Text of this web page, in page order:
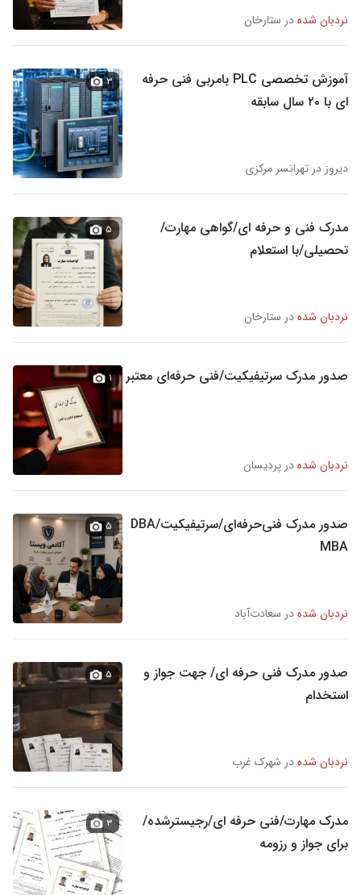
نردبان شدهدر ستارخان
آموزش تخصصی PLC بامربی فنی حرفه
ای با ۲۰ سال سابقه
دیروز در تهرانسر مرکزی
۳
مدرک فنی و حرفه ای/گواهی مهارت/
تحصیلی/با استعلام
نردبان شدهدر ستارخان
۵
صدور مدرک سرتیفیکیت/فنی حرفه‌ای معتبر
نردبان شدهدر پردیسان
۱
صدور مدرک فنی‌حرفه‌ای/سرتیفیکیت/DBA
MBA
نردبان شدهدر سعادت‌آباد
۵
صدور مدرک‌ فنی‌ حرفه‌ ای/ جهت جواز و
استخدام
نردبان شدهدر شهرک غرب
۵
مدرک مهارت/فنی حرفه ای/رجیسترشده/
برای جواز و رزومه
۳